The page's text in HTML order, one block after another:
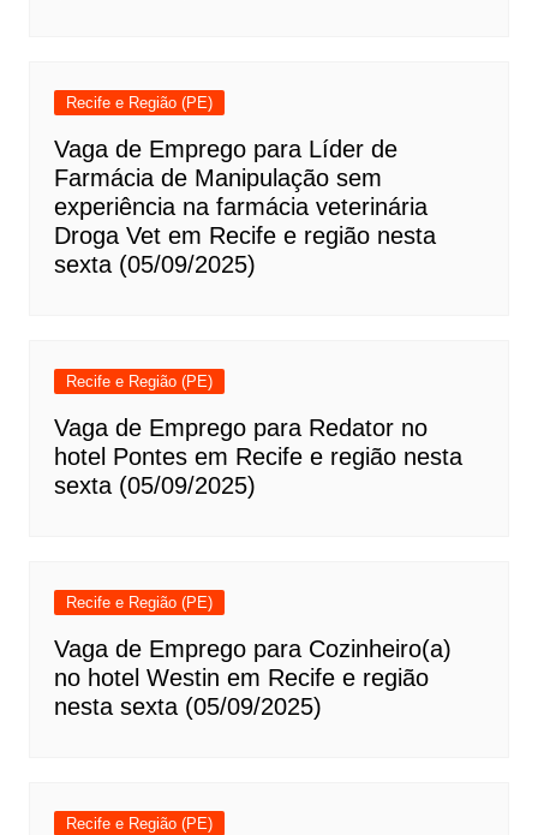
Recife e Região (PE)
Vaga de Emprego para Líder de
Farmácia de Manipulação sem
experiência na farmácia veterinária
Droga Vet em Recife e região nesta
sexta (05/09/2025)
Recife e Região (PE)
Vaga de Emprego para Redator no
hotel Pontes em Recife e região nesta
sexta (05/09/2025)
Recife e Região (PE)
Vaga de Emprego para Cozinheiro(a)
no hotel Westin em Recife e região
nesta sexta (05/09/2025)
Recife e Região (PE)